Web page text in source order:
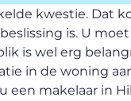
kwestie. Dat
is. U
is wel erg
in de woning
een makelaar in